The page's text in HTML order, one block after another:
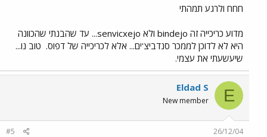
חחח ולרגע תמהתי
מדוע כריכייה זה bindejo ולא senvicxejo... עד שהבנתי שהכוונה
היא לא לדוכן לממכר סנדביצ'ים... אלא לכריכייה של דפוס. טוב נו...
שיעשעתי את עצמי.
E
Eldad S
New member
26/12/04
#5